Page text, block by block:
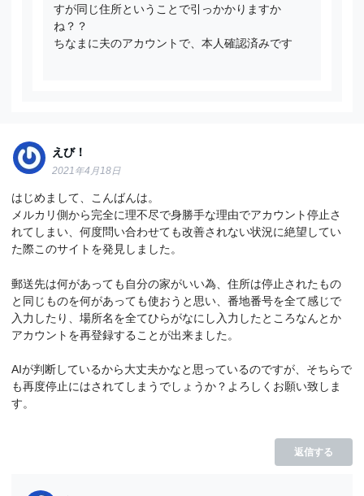
すが同じ住所ということで引っかかりますか
ね？？
ちなまに夫のアカウントで、本人確認済みです
えび！
2021年4月18日
はじめまして、こんばんは。
メルカリ側から完全に理不尽で身勝手な理由でアカウント停止さ
れてしまい、何度問い合わせても改善されない状況に絶望してい
た際このサイトを発見しました。
郵送先は何があっても自分の家がいい為、住所は停止されたもの
と同じものを何があっても使おうと思い、番地番号を全て感じで
入力したり、場所名を全てひらがなにし入力したところなんとか
アカウントを再登録することが出来ました。
AIが判断しているから大丈夫かなと思っているのですが、そちらで
も再度停止にはされてしまうでしょうか？よろしくお願い致しま
す。
返信する